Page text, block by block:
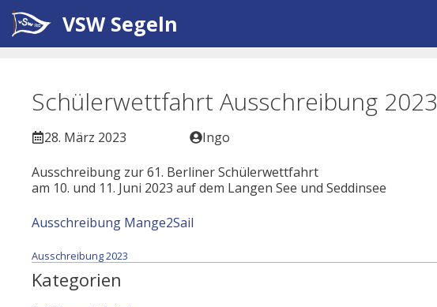
Zum
Inhalt
springen
VSW Segeln
Schülerwettfahrt Ausschreibung 2023
28. März 2023
Ingo
Ausschreibung zur 61. Berliner Schülerwettfahrt
am 10. und 11. Juni 2023 auf dem Langen See und Seddinsee
Ausschreibung Mange2Sail
Ausschreibung 2023
Kategorien